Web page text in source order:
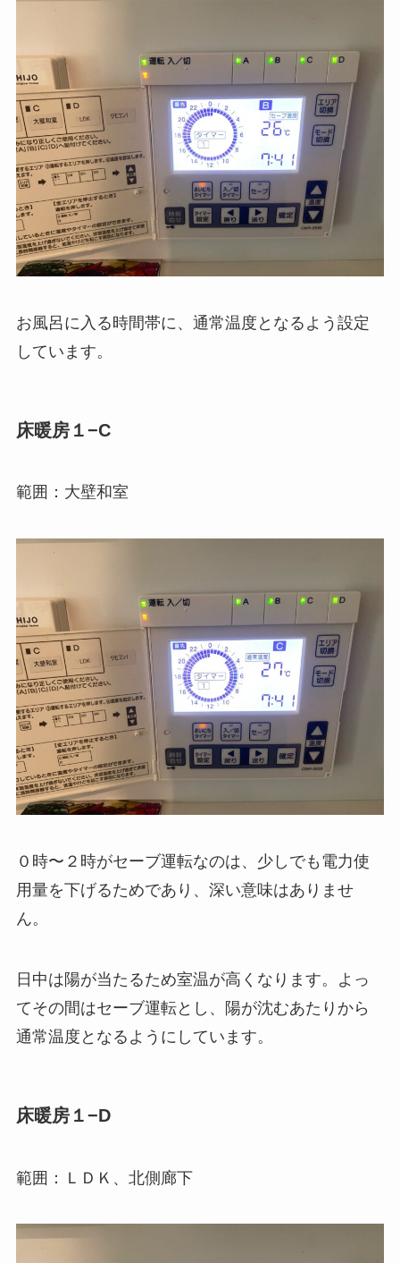
お風呂に入る時間帯に、通常温度となるよう設定
しています。
床暖房１−C
範囲：大壁和室
０時〜２時がセーブ運転なのは、少しでも電力使
用量を下げるためであり、深い意味はありませ
ん。
日中は陽が当たるため室温が高くなります。よっ
てその間はセーブ運転とし、陽が沈むあたりから
通常温度となるようにしています。
床暖房１−D
範囲：ＬＤＫ、北側廊下